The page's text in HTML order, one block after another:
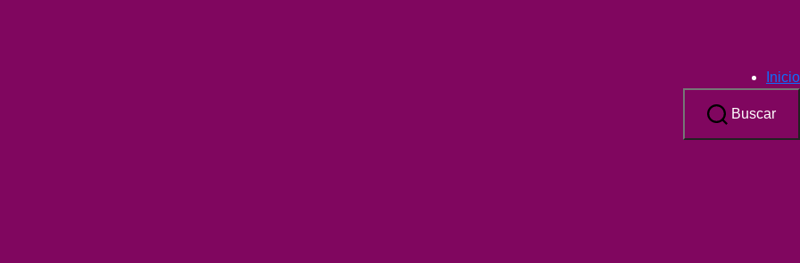
Inicio
Buscar